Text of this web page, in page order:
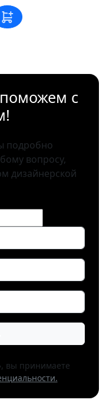
с
подробно
вопросу,
дизайнерской
вы принимаете